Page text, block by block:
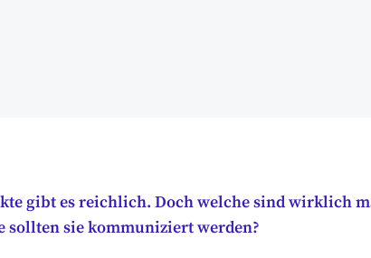
gibt es reichlich. Doch welche sind wirklich
sollten sie kommuniziert werden?